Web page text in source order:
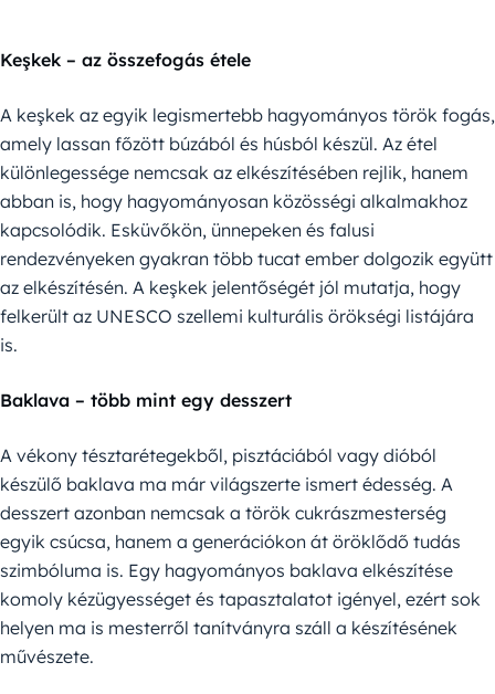
Keşkek – az összefogás étele
A keşkek az egyik legismertebb hagyományos török fogás,
amely lassan főzött búzából és húsból készül. Az étel
különlegessége nemcsak az elkészítésében rejlik, hanem
abban is, hogy hagyományosan közösségi alkalmakhoz
kapcsolódik. Esküvőkön, ünnepeken és falusi
rendezvényeken gyakran több tucat ember dolgozik együtt
az elkészítésén. A keşkek jelentőségét jól mutatja, hogy
felkerült az UNESCO szellemi kulturális örökségi listájára
is.
Baklava – több mint egy desszert
A vékony tésztarétegekből, pisztáciából vagy dióból
készülő baklava ma már világszerte ismert édesség. A
desszert azonban nemcsak a török cukrászmesterség
egyik csúcsa, hanem a generációkon át öröklődő tudás
szimbóluma is. Egy hagyományos baklava elkészítése
komoly kézügyességet és tapasztalatot igényel, ezért sok
helyen ma is mesterről tanítványra száll a készítésének
művészete.